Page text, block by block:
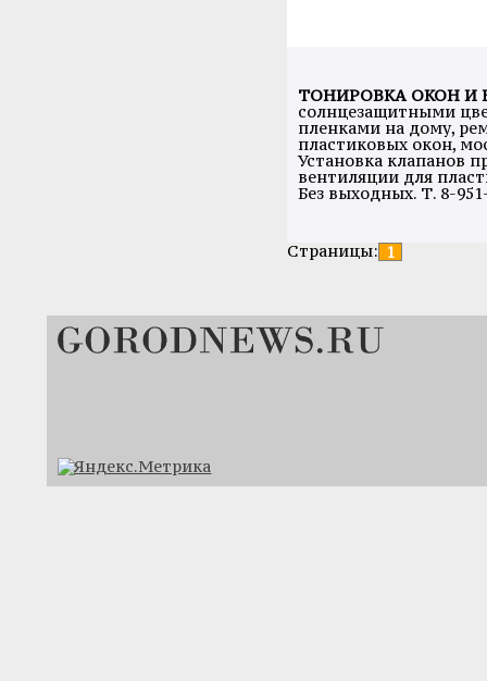
ТОНИРОВКА ОКОН И
солнцезащитными
пленками на дому,
пластиковых окон,
Установка клапанов
вентиляции для
Без выходных. Т. 8-
Страницы: 1